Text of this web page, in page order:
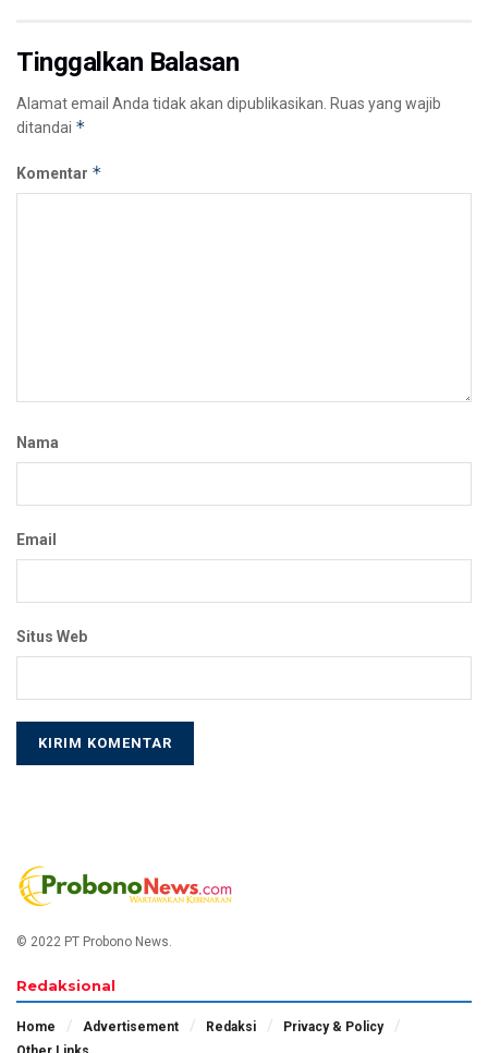
Tinggalkan Balasan
Alamat email Anda tidak akan dipublikasikan. Ruas yang wajib
ditandai *
Komentar *
Nama
Email
Situs Web
© 2022 PT Probono News.
Redaksional
Home Advertisement Redaksi
Privacy & Policy